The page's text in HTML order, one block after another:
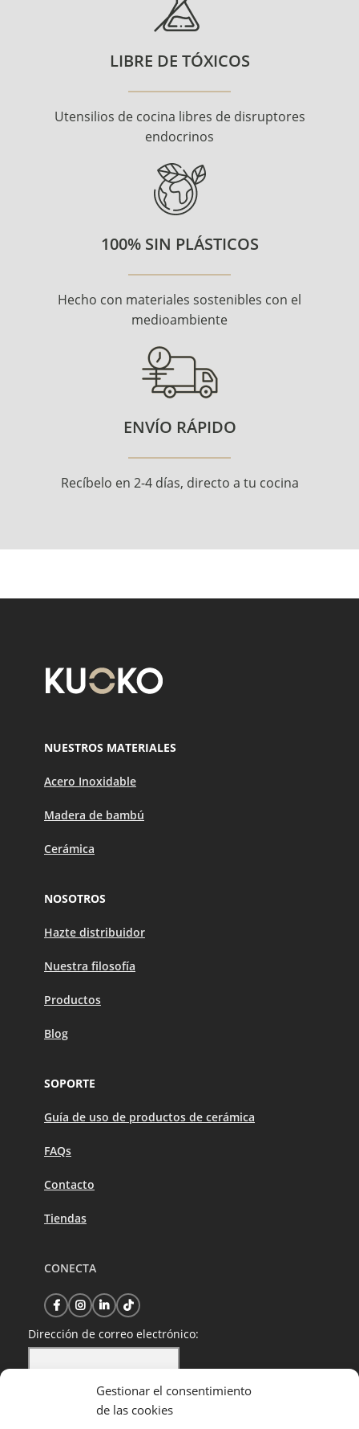
Gestionar el consentimiento
de las cookies
LIBRE DE TÓXICOS
Utensilios de cocina libres de disruptores
endocrinos
100% SIN PLÁSTICOS
Hecho con materiales sostenibles con el
medioambiente
ENVÍO RÁPIDO
Recíbelo en 2-4 días, directo a tu cocina
NUESTROS MATERIALES
Acero Inoxidable
Madera de bambú
Cerámica
NOSOTROS
Hazte distribuidor
Nuestra filosofía
Productos
Blog
SOPORTE
Guía de uso de productos de cerámica
FAQs
Contacto
Tiendas
CONECTA
Dirección de correo electrónico:
He leído y acepto la política de privacidad